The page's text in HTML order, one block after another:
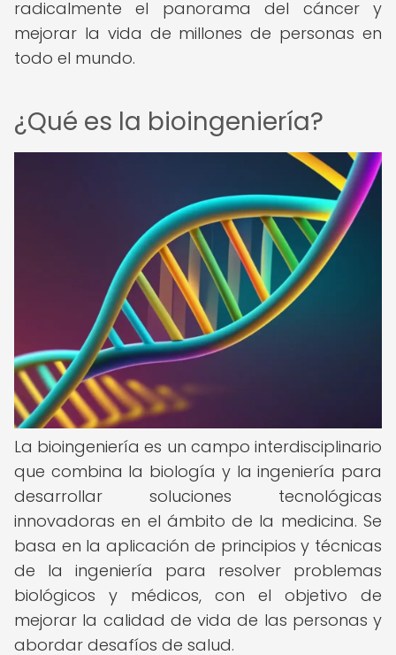
radicalmente el panorama del cáncer y
mejorar la vida de millones de personas en
todo el mundo.
¿Qué es la bioingeniería?
La bioingeniería es un campo interdisciplinario
que combina la biología y la ingeniería para
desarrollar soluciones tecnológicas
innovadoras en el ámbito de la medicina. Se
basa en la aplicación de principios y técnicas
de la ingeniería para resolver problemas
biológicos y médicos, con el objetivo de
mejorar la calidad de vida de las personas y
abordar desafíos de salud.